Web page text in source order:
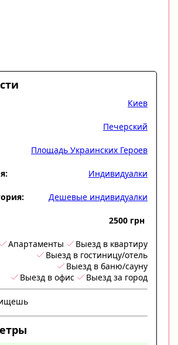
Киев
Печерский
Площадь Украинских Героев
Индивидуалки
Дешевые индивидуалки
2500 грн
Апартаменты
Выезд в квартиру
Выезд в гостиницу/отель
Выезд в баню/сауну
Выезд в офис
Выезд за город
ищешь